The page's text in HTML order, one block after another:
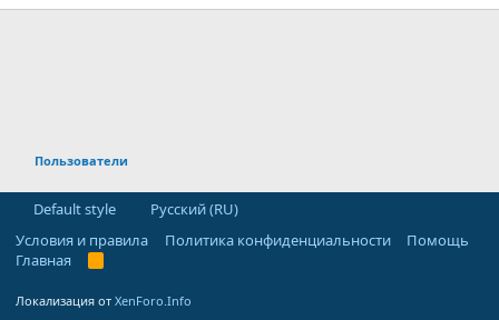
Пользователи
Default style
Русский (RU)
Условия и правила
Политика конфиденциальности
Помощь
Главная
R
Локализация от XenForo.Info